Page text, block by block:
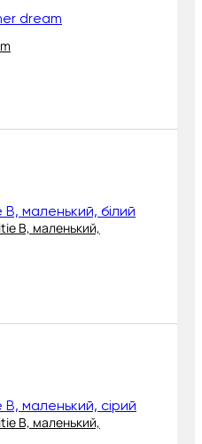
B, маленький,
B, маленький,